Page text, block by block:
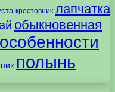
крестовник лапчатка
обыкновенная
особенности
полынь